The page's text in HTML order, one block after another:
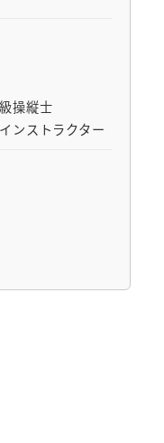
操縦士
ンストラクター